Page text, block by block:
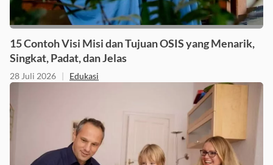
15 Contoh Visi Misi dan Tujuan OSIS yang Menarik,
Singkat, Padat, dan Jelas
28 Juli 2026 | Edukasi